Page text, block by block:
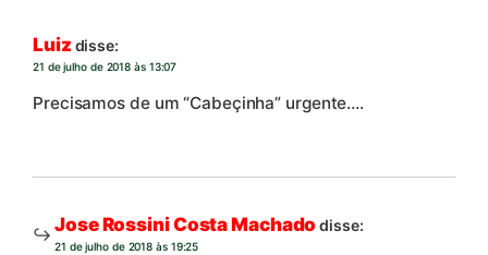
Luiz disse:
21 de julho de 2018 às 13:07
Precisamos de um “Cabeçinha” urgente….
Jose Rossini Costa Machado disse:
21 de julho de 2018 às 19:25